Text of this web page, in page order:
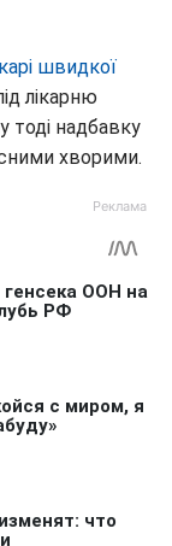
швидкої
лікарню
тоді надбавку
хворими.